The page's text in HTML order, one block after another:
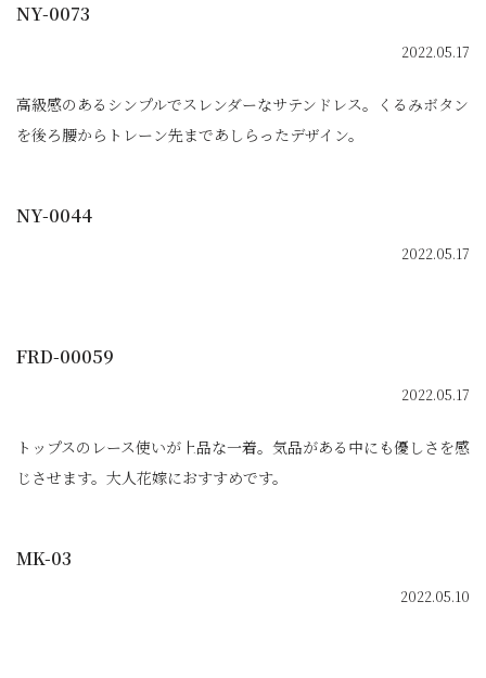
NY-0073
2022.05.17
高級感のあるシンプルでスレンダーなサテンドレス。くるみボタン
を後ろ腰からトレーン先まであしらったデザイン。
NY-0044
2022.05.17
FRD-00059
2022.05.17
トップスのレース使いが上品な一着。気品がある中にも優しさを感
じさせます。大人花嫁におすすめです。
MK-03
2022.05.10